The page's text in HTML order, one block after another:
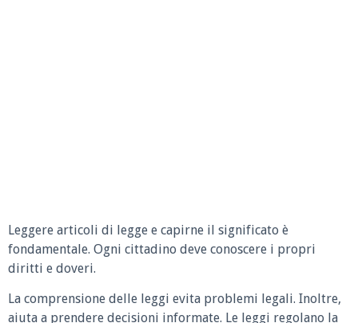
Leggere articoli di legge e capirne il significato è
fondamentale. Ogni cittadino deve conoscere i propri
diritti e doveri.
La comprensione delle leggi evita problemi legali. Inoltre,
aiuta a prendere decisioni informate. Le leggi regolano la